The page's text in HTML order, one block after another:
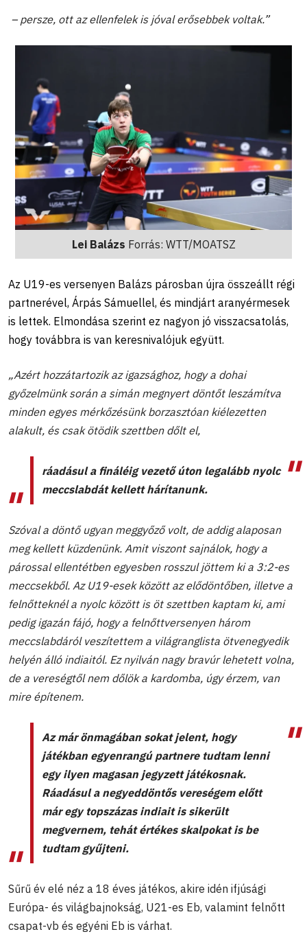
– persze, ott az ellenfelek is jóval erősebbek voltak.”
Lei Balázs Forrás: WTT/MOATSZ
Az U19-es versenyen Balázs párosban újra összeállt régi
partnerével, Árpás Sámuellel, és mindjárt aranyérmesek
is lettek. Elmondása szerint ez nagyon jó visszacsatolás,
hogy továbbra is van keresnivalójuk együtt.
„Azért hozzátartozik az igazsághoz, hogy a dohai
győzelmünk során a simán megnyert döntőt leszámítva
minden egyes mérkőzésünk borzasztóan kiélezetten
alakult, és csak ötödik szettben dőlt el,
ráadásul a fináléig vezető úton legalább nyolc
meccslabdát kellett hárítanunk.
Szóval a döntő ugyan meggyőző volt, de addig alaposan
meg kellett küzdenünk. Amit viszont sajnálok, hogy a
párossal ellentétben egyesben rosszul jöttem ki a 3:2-es
meccsekből. Az U19-esek között az elődöntőben, illetve a
felnőtteknél a nyolc között is öt szettben kaptam ki, ami
pedig igazán fájó, hogy a felnőttversenyen három
meccslabdáról veszítettem a világranglista ötvenegyedik
helyén álló indiaitól. Ez nyilván nagy bravúr lehetett volna,
de a vereségtől nem dőlök a kardomba, úgy érzem, van
mire építenem.
Az már önmagában sokat jelent, hogy
játékban egyenrangú partnere tudtam lenni
egy ilyen magasan jegyzett játékosnak.
Ráadásul a negyeddöntős vereségem előtt
már egy topszázas indiait is sikerült
megvernem, tehát értékes skalpokat is be
tudtam gyűjteni.
Sűrű év elé néz a 18 éves játékos, akire idén ifjúsági
Európa- és világbajnokság, U21-es Eb, valamint felnőtt
csapat-vb és egyéni Eb is várhat.